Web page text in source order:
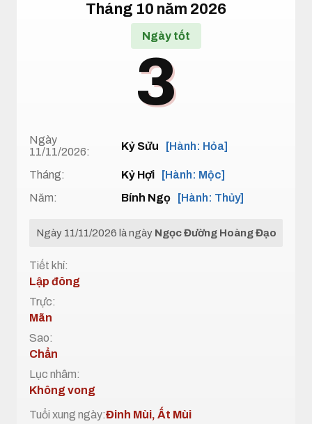
Tháng 10 năm 2026
Ngày tốt
3
Ngày
11/11/2026:
Kỷ Sửu [Hành: Hỏa]
Tháng: Kỷ Hợi
[Hành: Mộc]
Năm:
Bính Ngọ [Hành: Thủy]
Ngày 11/11/2026 là ngày Ngọc Đường Hoàng Đạo
Tiết khí:
Lập đông
Trực:
Mãn
Sao:
Chẩn
Lục nhâm:
Không vong
Tuổi xung ngày:Đinh Mùi, Ất Mùi